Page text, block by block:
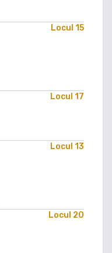
Locul 15
Locul 17
Locul 13
Locul 20